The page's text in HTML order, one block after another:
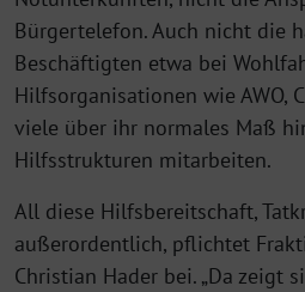
Bürgertelefon. Auch nicht die
Beschäftigten etwa bei
Hilfsorganisationen wie AWO,
viele über ihr normales Maß
Hilfsstrukturen mitarbeiten.
All diese Hilfsbereitschaft,
außerordentlich, pflichtet
Christian Hader bei. „Da zeigt